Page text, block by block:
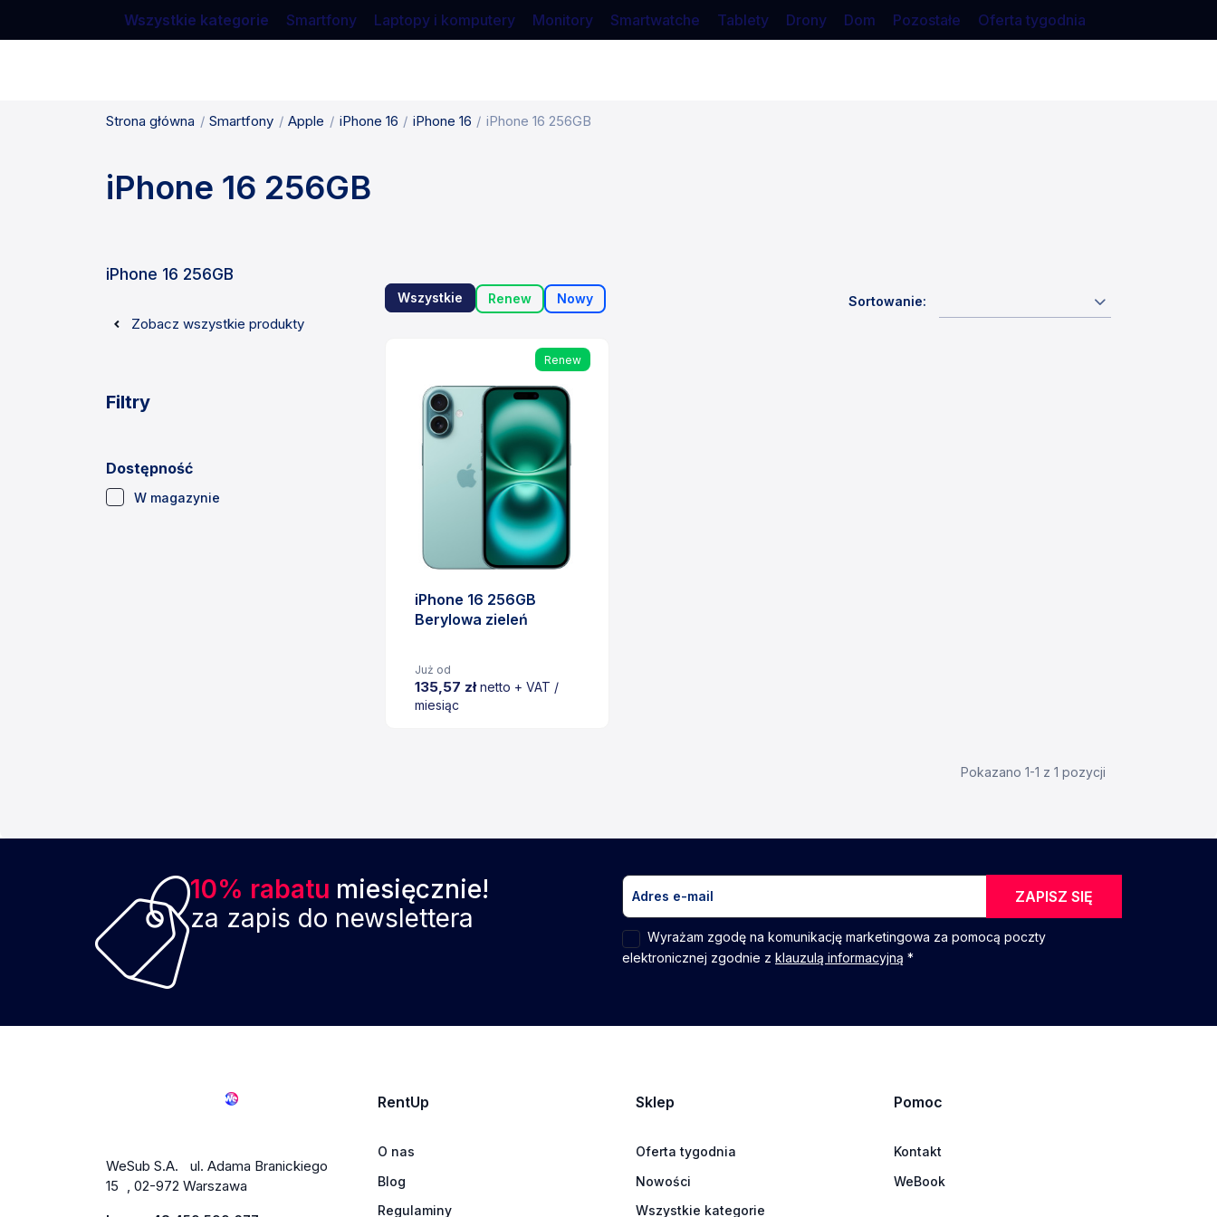
Wszystkie kategorie Smartfony Laptopy i komputery Monitory Smartwatche Tablety Drony Dom Pozostałe Oferta tygodnia
Strona główna Smartfony Apple iPhone 16 iPhone 16 iPhone 16 256GB
iPhone 16 256GB
iPhone 16 256GB
Zobacz wszystkie produkty
Filtry
Dostępność
W magazynie
Wszystkie Renew Nowy Sortowanie:
Renew
iPhone 16 256GB
Berylowa zieleń
Już od
135,57 złnetto + VAT /
miesiąc
Pokazano 1-1 z 1 pozycji
10% rabatu miesięcznie!
za zapis do newslettera
ZAPISZ SIĘ
Wyrażam zgodę na komunikację marketingowa za pomocą poczty
elektronicznej zgodnie z klauzulą informacyjną *
WeSub S.A. ul. Adama Branickiego
15 , 02-972 Warszawa
RentUp
O nas
Blog
Regulaminy
Sklep
Oferta tygodnia
Nowości
Wszystkie kategorie
Pomoc
Kontakt
WeBook